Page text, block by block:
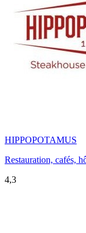
HIPPOPOTAMUS
Restauration, cafés,
4,3